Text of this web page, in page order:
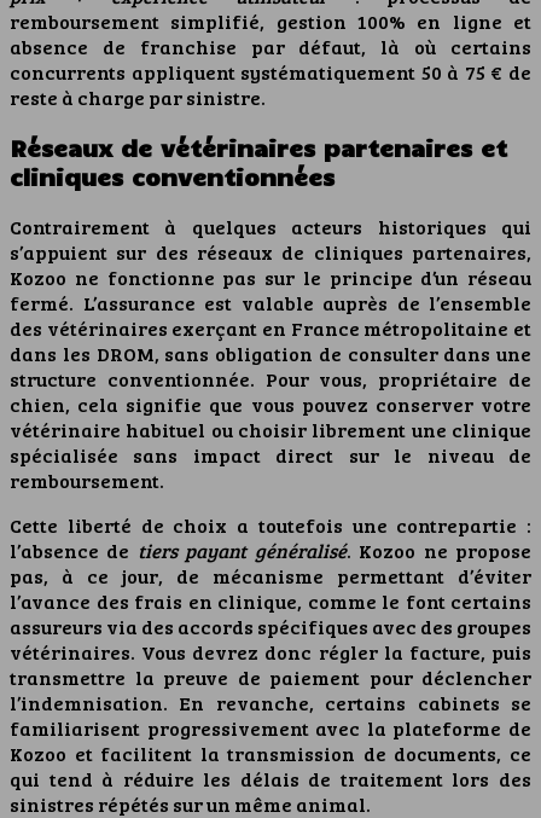
remboursement simplifié, gestion 100% en ligne et
absence de franchise par défaut, là où certains
concurrents appliquent systématiquement 50 à 75 € de
reste à charge par sinistre.
Réseaux de vétérinaires partenaires et
cliniques conventionnées
Contrairement à quelques acteurs historiques qui
s’appuient sur des réseaux de cliniques partenaires,
Kozoo ne fonctionne pas sur le principe d’un réseau
fermé. L’assurance est valable auprès de l’ensemble
des vétérinaires exerçant en France métropolitaine et
dans les DROM, sans obligation de consulter dans une
structure conventionnée. Pour vous, propriétaire de
chien, cela signifie que vous pouvez conserver votre
vétérinaire habituel ou choisir librement une clinique
spécialisée sans impact direct sur le niveau de
remboursement.
Cette liberté de choix a toutefois une contrepartie :
l’absence de tiers payant généralisé. Kozoo ne propose
pas, à ce jour, de mécanisme permettant d’éviter
l’avance des frais en clinique, comme le font certains
assureurs via des accords spécifiques avec des groupes
vétérinaires. Vous devrez donc régler la facture, puis
transmettre la preuve de paiement pour déclencher
l’indemnisation. En revanche, certains cabinets se
familiarisent progressivement avec la plateforme de
Kozoo et facilitent la transmission de documents, ce
qui tend à réduire les délais de traitement lors des
sinistres répétés sur un même animal.